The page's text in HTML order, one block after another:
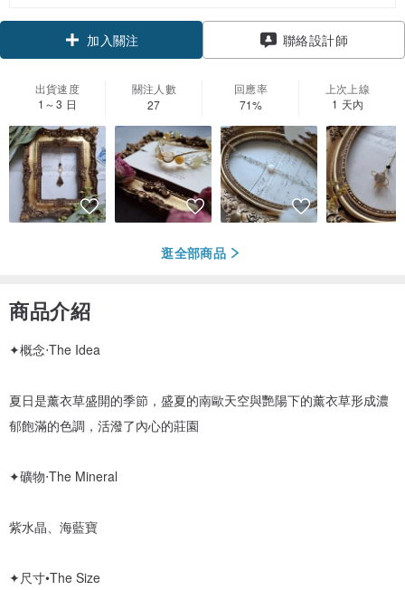
加入關注 聯絡設計師
出貨速度
1～3 日
關注人數
27
回應率
71%
上次上線
1 天內
逛全部商品
商品介紹
✦概念‧The Idea
夏日是薰衣草盛開的季節，盛夏的南歐天空與艷陽下的薰衣草形成濃
郁飽滿的色調，活潑了內心的莊園
✦礦物‧The Mineral
紫水晶、海藍寶
✦尺寸•The Size